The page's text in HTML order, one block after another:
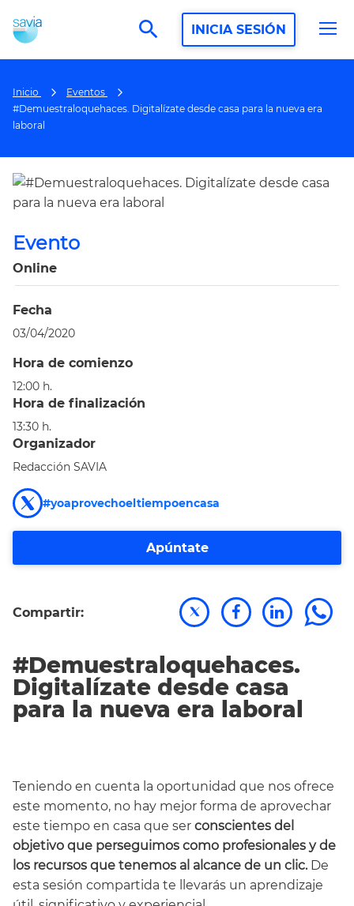
search INICIA SESIÓN
Inicio
Eventos
#Demuestraloquehaces. Digitalízate desde casa para la nueva era
laboral
Evento
Online
Fecha
03/04/2020
Hora de comienzo
12:00 h.
Hora de finalización
13:30 h.
Organizador
Redacción SAVIA
#yoaprovechoeltiempoencasa
Apúntate
Compartir:
#Demuestraloquehaces.
Digitalízate desde casa
para la nueva era laboral
Teniendo en cuenta la oportunidad que nos ofrece
este momento, no hay mejor forma de aprovechar
este tiempo en casa que ser conscientes del
objetivo que perseguimos como profesionales y de
los recursos que tenemos al alcance de un clic.De
esta sesión compartida te llevarás un aprendizaje